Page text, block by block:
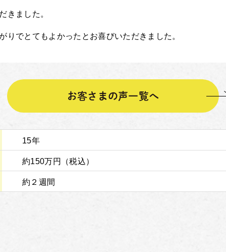
きました。
りでとてもよかったとお喜びいただきました。
お客さまの声一覧へ
15年
約150万円（税込）
約２週間